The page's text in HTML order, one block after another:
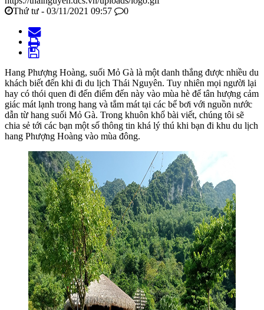
Thứ tư - 03/11/2021 09:57
0
Hang Phượng Hoàng, suối Mỏ Gà là một danh thắng được nhiều du
khách biết đến khi đi du lịch Thái Nguyên. Tuy nhiên mọi người lại
hay có thói quen đi đến điểm đến này vào mùa hè để tân hượng cảm
giác mát lạnh trong hang và tắm mát tại các bể bơi với nguồn nước
dẫn từ hang suối Mỏ Gà. Trong khuôn khổ bài viết, chúng tôi sẽ
chia sẻ tới các bạn một số thông tin khá lý thú khi bạn đi khu du lịch
hang Phượng Hoàng vào mùa đông.